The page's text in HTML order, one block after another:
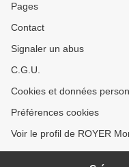
Pages
Contact
Signaler un abus
C.G.U.
Cookies et données
Préférences cookies
Voir le profil de ROYER